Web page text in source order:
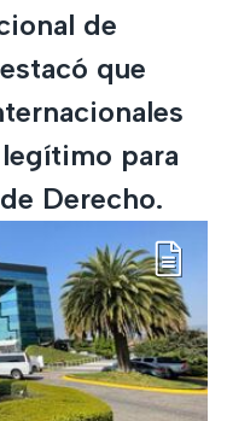
de
que
para
Derecho.